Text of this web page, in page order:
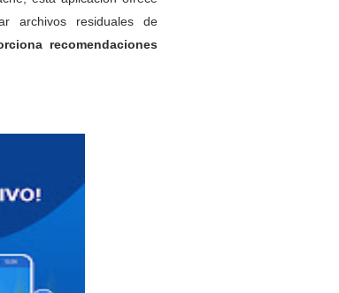
archivos residuales de
recomendaciones